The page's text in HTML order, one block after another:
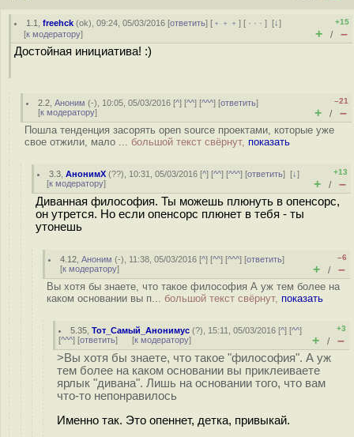
1.1 ,freehck (ok), 09:24, 05/03/2016 [ответить] [ ﹢﹢﹢] [ · · ·][↓]
[к модератору]
+15
+ / –
Достойная инициатива! :)
2.2 ,Аноним (-), 10:05, 05/03/2016 [^] [^^] [^^^] [ответить]
[к модератору]
–21
+ / –
Пошла тенденция засорять open source проектами, которые уже
свое отжили, мало ... большой текст свёрнут, показать
3.3 ,АнонимХ (??), 10:31, 05/03/2016 [^] [^^] [^^^] [ответить][↓]
[к модератору]
+13
+ / –
Диванная философия. Ты можешь плюнуть в опенсорс,
он утрется. Но если опенсорс плюнет в тебя - ты
утонешь
4.12 ,Аноним (-), 11:38, 05/03/2016 [^] [^^] [^^^] [ответить]
[к модератору]
–6
+ / –
Вы хотя бы знаете, что такое философия А уж тем более на
каком основании вы п... большой текст свёрнут, показать
5.35 ,Тот_Самый_Анонимус (?), 15:11, 05/03/2016 [^] [^^]
[^^^] [ответить] [к модератору]
+3
+ / –
>Вы хотя бы знаете, что такое "философия". А уж
тем более на каком основании вы приклеиваете
ярлык "дивана". Лишь на основании того, что вам
что-то непонравилось
Именно так. Это опеннет, детка, привыкай.